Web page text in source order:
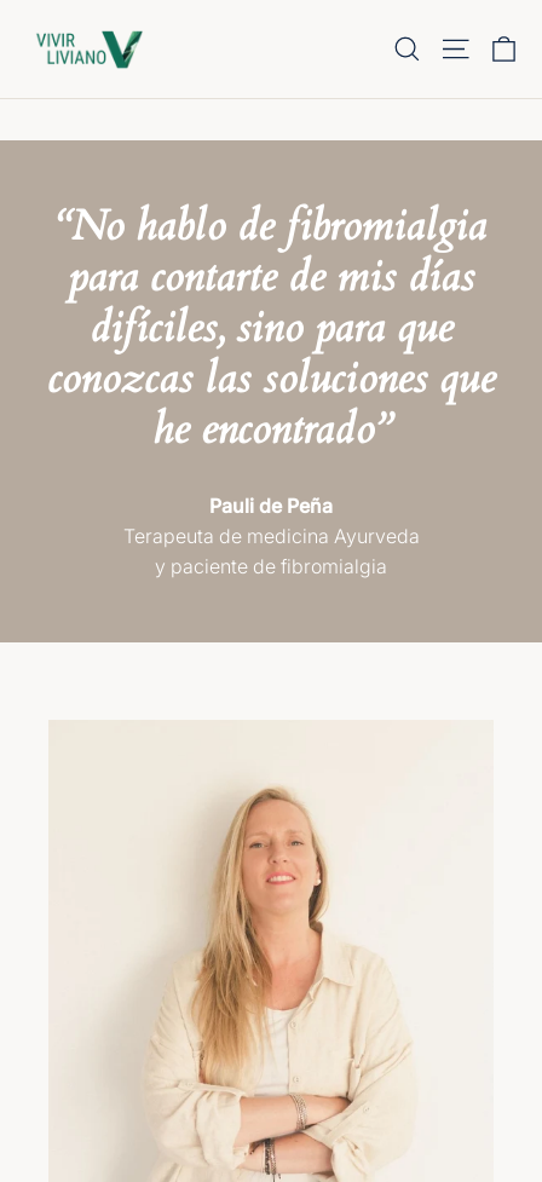
Search Site
“No hablo de fibromialgia
para contarte de mis días
difíciles, sino para que
conozcas las soluciones que
he encontrado”
Pauli de Peña
Terapeuta de medicina Ayurveda
y paciente de fibromialgia